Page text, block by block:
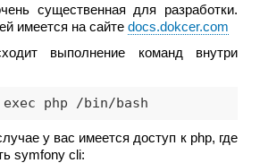
существенная для разработки.
имеется на сайте docs.dokcer.com
выполнение команд внутри
exec php /bin/bash
у вас имеется доступ к php, где
symfony cli: